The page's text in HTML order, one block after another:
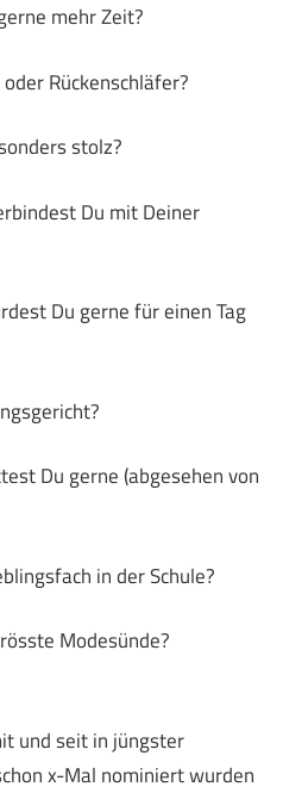
mehr Zeit?
Rückenschläfer?
stolz?
Du mit Deiner
Du gerne für einen Tag
Du gerne (abgesehen von
in der Schule?
Modesünde?
und seit in jüngster
x-Mal nominiert wurden